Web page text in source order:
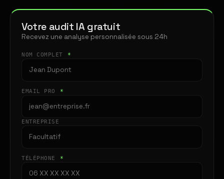
Votre audit IA gratuit
Recevez une analyse personnalisée sous 24h
NOM COMPLET *
EMAIL PRO *
ENTREPRISE
TÉLÉPHONE *